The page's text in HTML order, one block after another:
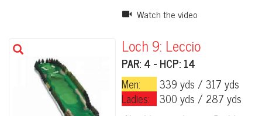
Watch the video
Loch 9: Leccio
PAR: 4 - HCP: 14
Men:
339 yds / 317 yds
Ladies: 300 yds / 287 yds